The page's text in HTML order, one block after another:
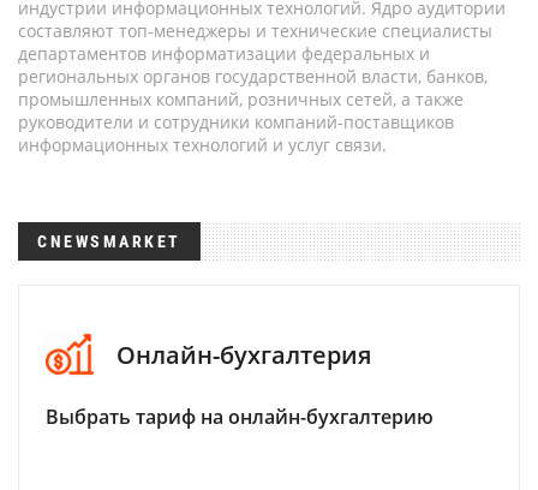
индустрии информационных технологий. Ядро аудитории
составляют топ-менеджеры и технические специалисты
департаментов информатизации федеральных и
региональных органов государственной власти, банков,
промышленных компаний, розничных сетей, а также
руководители и сотрудники компаний-поставщиков
информационных технологий и услуг связи.
CNEWSMARKET
Онлайн-бухгалтерия
Выбрать тариф на онлайн-бухгалтерию